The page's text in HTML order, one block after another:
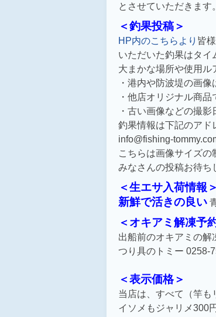
とさせていただきます。
＜釣果投稿＞
HP内のこちらより 皆
いただいた釣果はタイ
大まかな場所や使用ル
・港内や防波堤の画像
・他店オリジナル商
・古い画像などの撮
釣果情報は下記のアド
info@fishing-
こちらは画像サイズの
みなさんの投稿お待ち
＜生エサ入荷情報＞
新鮮で活きの良い
＜オキアミ解凍予
出船前のオキアミの解
つり具のトミー 0258-
＜表示価格＞
当店は、すべて（竿も
イソメもジャリメ300